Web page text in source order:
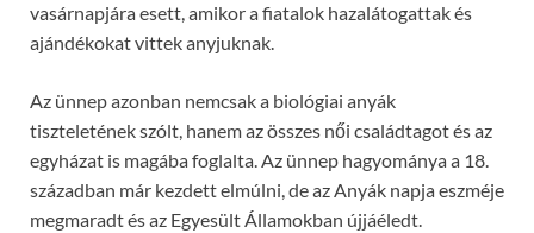
vasárnapjára esett, amikor a fiatalok hazalátogattak és
ajándékokat vittek anyjuknak.
Az ünnep azonban nemcsak a biológiai anyák
tiszteletének szólt, hanem az összes női családtagot és az
egyházat is magába foglalta. Az ünnep hagyománya a 18.
században már kezdett elmúlni, de az Anyák napja eszméje
megmaradt és az Egyesült Államokban újjáéledt.